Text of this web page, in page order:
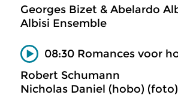
Georges Bizet & Abelardo
Albisi Ensemble
08:30 Romances voor
Robert Schumann
Nicholas Daniel (hobo)